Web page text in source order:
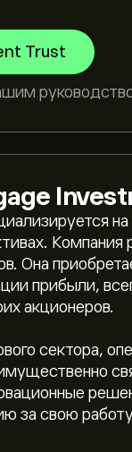
Trust
Компания
Она
прибыли,
акционеров.
сектора,
за свою